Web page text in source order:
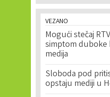
VEZANO
Mogući stečaj
simptom duboke
medija
Sloboda pod
opstaju mediji u